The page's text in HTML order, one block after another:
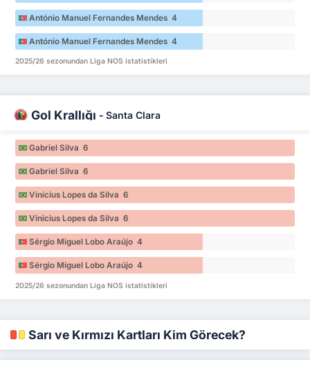
António Manuel Fernandes Mendes 4
António Manuel Fernandes Mendes 4
2025/26 sezonundan Liga NOS istatistikleri
Gol Krallığı - Santa Clara
Gabriel Silva 6
Gabriel Silva 6
Vinicius Lopes da Silva 6
Vinicius Lopes da Silva 6
Sérgio Miguel Lobo Araújo 4
Sérgio Miguel Lobo Araújo 4
2025/26 sezonundan Liga NOS istatistikleri
Sarı ve Kırmızı Kartları Kim Görecek?